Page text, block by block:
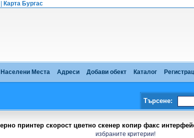
Карта Бургас
Населени Места Адреси Добави обект Каталог
Търсене:
принтер скорост цветно скенер копир факс
избраните критерии!